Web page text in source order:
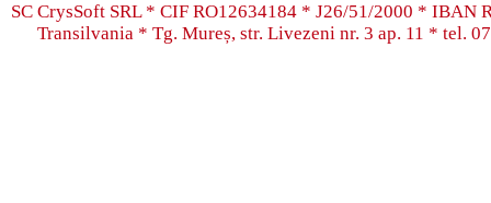
SC CrysSoft SRL * CIF RO12634184 * J26/51/2000 * IBAN
Transilvania * Tg. Mureș, str. Livezeni nr. 3 ap. 11 * tel.